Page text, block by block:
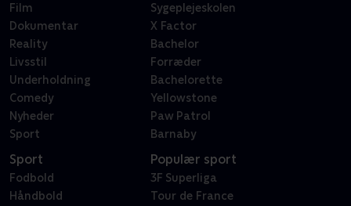
Film
Dokumentar
Reality
Livsstil
Underholdning
Comedy
Nyheder
Sport
Sygeplejeskolen
X Factor
Bachelor
Forræder
Bachelorette
Yellowstone
Paw Patrol
Barnaby
Sport
Fodbold
Håndbold
Populær sport
3F Superliga
Tour de France